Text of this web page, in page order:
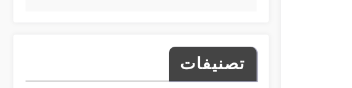
تصنيفات